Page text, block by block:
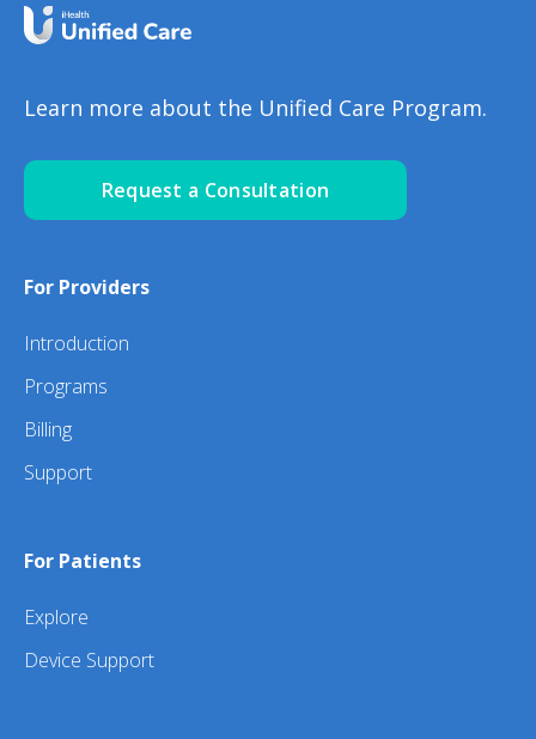
Learn more about the Unified Care Program.
Request a Consultation
For Providers
Introduction
Programs
Billing
Support
For Patients
Explore
Device Support